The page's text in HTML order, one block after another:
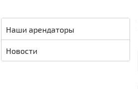
Наши арендаторы
Новости